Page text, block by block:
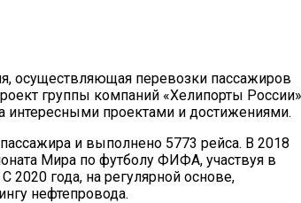
осуществляющая перевозки пассажиров
группы компаний «Хелипорты России»
интересными проектами и достижениями.
и выполнено 5773 рейса. В 2018
Мира по футболу ФИФА, участвуя в
года, на регулярной основе,
нефтепровода.